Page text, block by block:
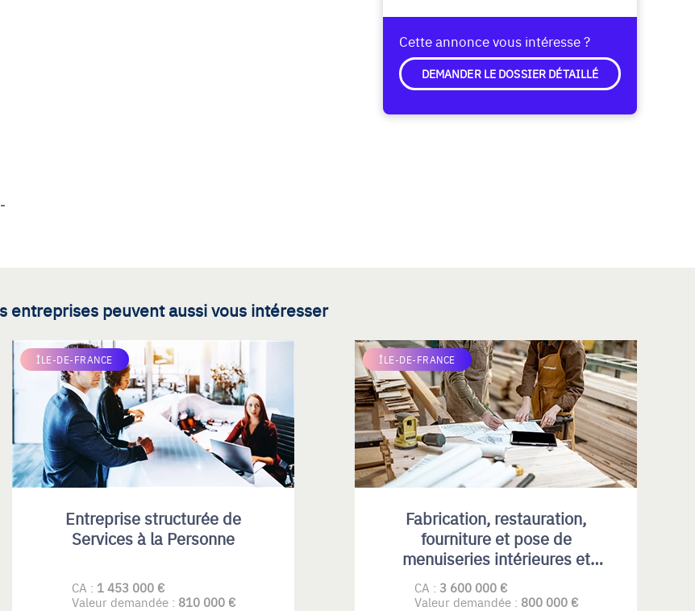
Cette annonce vous intéresse ?
DEMANDER LE DOSSIER DÉTAILLÉ
entreprises peuvent aussi vous intéresser
ÎLE-DE-FRANCE
Entreprise structurée de
Services à la Personne
CA : 1 453 000 €
Valeur demandée : 810 000 €
ÎLE-DE-FRANCE
Fabrication, restauration,
fourniture et pose de
menuiseries intérieures et
extérieures , principalement en
bois
CA : 3 600 000 €
Valeur demandée : 800 000 €